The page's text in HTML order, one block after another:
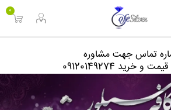
0
تماس جهت مشاوره
و خرید 09120149274